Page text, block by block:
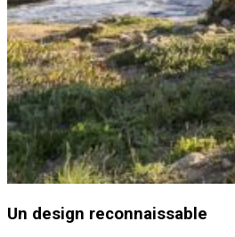
Un design reconnaissable